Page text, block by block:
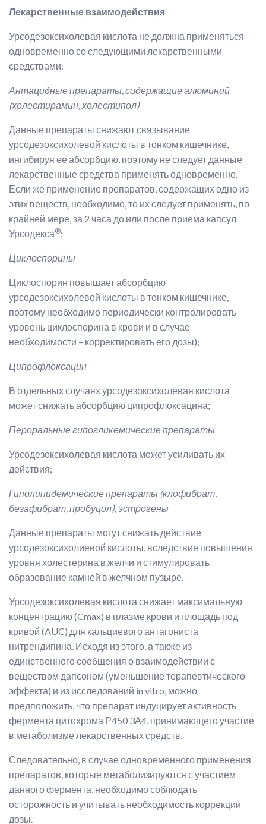
Лекарственные взаимодействия
Урсодезоксихолевая кислота не должна применяться
одновременно со следующими лекарственными
средствами:
Антацидные препараты, содержащие алюминий
(холестирамин, холестипол)
Данные препараты снижают связывание
урсодезоксихолевой кислоты в тонком кишечнике,
ингибируя ее абсорбцию, поэтому не следует данные
лекарственные средства применять одновременно.
Если же применение препаратов, содержащих одно из
этих веществ, необходимо, то их следует применять, по
крайней мере, за 2 часа до или после приема капсул
Урсодекса®;
Циклоспорины
Циклоспорин повышает абсорбцию
урсодезоксихолевой кислоты в тонком кишечнике,
поэтому необходимо периодически контролировать
уровень циклоспорина в крови и в случае
необходимости – корректировать его дозы);
Ципрофлоксацин
В отдельных случаях урсодезоксихолевая кислота
может снижать абсорбцию ципрофлоксацина;
Пероральные гипогликемические препараты
Урсодезоксихолевая кислота может усиливать их
действия;
Гиполипидемические препараты (клофибрат,
безафибрат, пробуцол), эстрогены
Данные препараты могут снижать действие
урсодезоксихолиевой кислоты, вследствие повышения
уровня холестерина в желчи и стимулировать
образование камней в желчном пузыре.
Урсодезоксихолевая кислота снижает максимальную
концентрацию (Cmax) в плазме крови и площадь под
кривой (AUC) для кальциевого антагониста
нитрендипина. Исходя из этого, а также из
единственного сообщения о взаимодействии с
веществом дапсоном (уменьшение терапевтического
эффекта) и из исследований in vitro, можно
предположить, что препарат индуцирует активность
фермента цитохрома Р450 3А4, принимающего участие
в метаболизме лекарственных средств.
Следовательно, в случае одновременного применения
препаратов, которые метаболизируются с участием
данного фермента, необходимо соблюдать
осторожность и учитывать необходимость коррекции
дозы.